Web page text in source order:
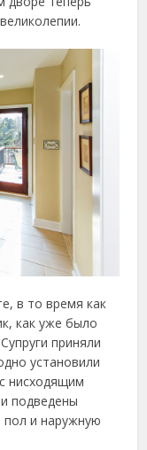
в то время как
как уже было
приняли
установили
нисходящим
подведены
пол и наружную